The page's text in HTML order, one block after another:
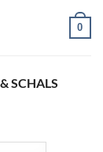
0
SCHALS